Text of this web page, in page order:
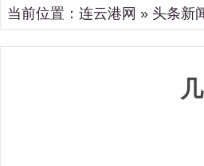
当前位置： 连云港网 » 头条新